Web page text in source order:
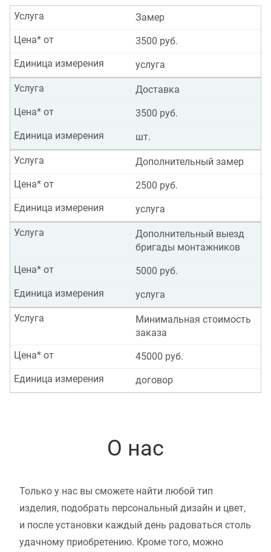
Замер
Услуга
3500 руб.
Цена* от
услуга
Единица измерения
Доставка
Услуга
3500 руб.
Цена* от
шт.
Единица измерения
Дополнительный замер
Услуга
2500 руб.
Цена* от
услуга
Единица измерения
Дополнительный выезд
бригады монтажников
Услуга
5000 руб.
Цена* от
услуга
Единица измерения
Минимальная стоимость
заказа
Услуга
45000 руб.
Цена* от
договор
Единица измерения
О нас
Только у нас вы сможете найти любой тип
изделия, подобрать персональный дизайн и цвет,
и после установки каждый день радоваться столь
удачному приобретению. Кроме того, можно